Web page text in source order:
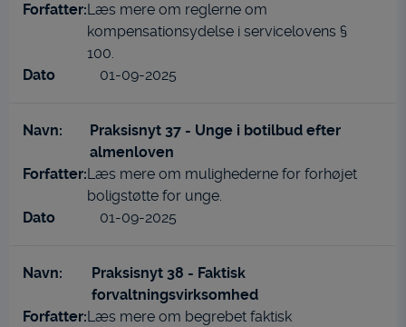
Læs mere om reglerne om
kompensationsydelse i servicelovens §
100.
01-09-2025
Praksisnyt 37 - Unge i botilbud efter
almenloven
Læs mere om mulighederne for forhøjet
boligstøtte for unge.
01-09-2025
Praksisnyt 38 - Faktisk
forvaltningsvirksomhed
Læs mere om begrebet faktisk